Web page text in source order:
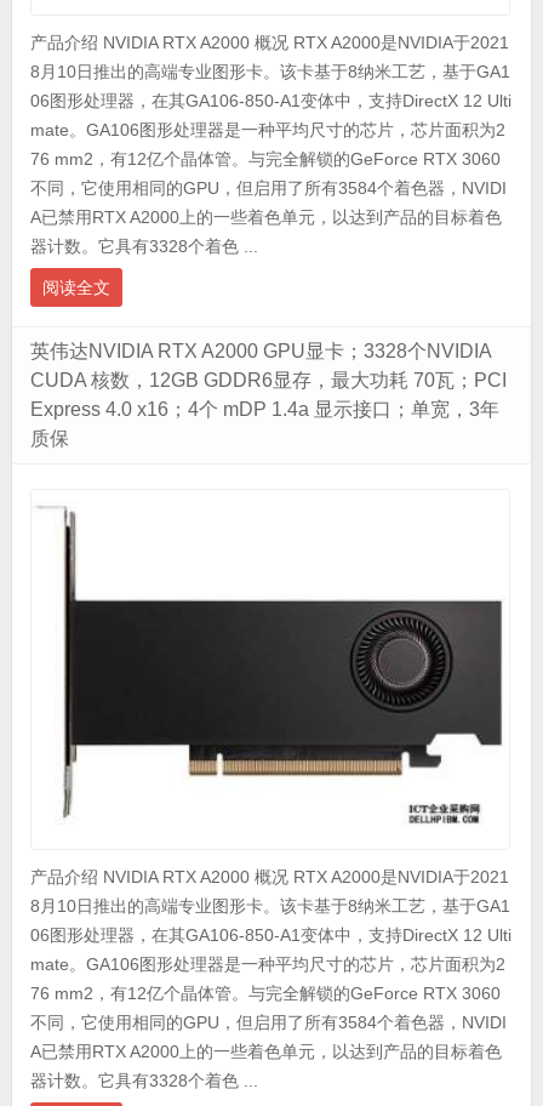
产品介绍 NVIDIA RTX A2000 概况 RTX A2000是NVIDIA于2021
8月10日推出的高端专业图形卡。该卡基于8纳米工艺，基于GA1
06图形处理器，在其GA106-850-A1变体中，支持DirectX 12 Ulti
mate。GA106图形处理器是一种平均尺寸的芯片，芯片面积为2
76 mm2，有12亿个晶体管。与完全解锁的GeForce RTX 3060
不同，它使用相同的GPU，但启用了所有3584个着色器，NVIDI
A已禁用RTX A2000上的一些着色单元，以达到产品的目标着色
器计数。它具有3328个着色 ...
阅读全文
英伟达NVIDIA RTX A2000 GPU显卡；3328个NVIDIA
CUDA 核数，12GB GDDR6显存，最大功耗 70瓦；PCI
Express 4.0 x16；4个 mDP 1.4a 显示接口；单宽，3年
质保
产品介绍 NVIDIA RTX A2000 概况 RTX A2000是NVIDIA于2021
8月10日推出的高端专业图形卡。该卡基于8纳米工艺，基于GA1
06图形处理器，在其GA106-850-A1变体中，支持DirectX 12 Ulti
mate。GA106图形处理器是一种平均尺寸的芯片，芯片面积为2
76 mm2，有12亿个晶体管。与完全解锁的GeForce RTX 3060
不同，它使用相同的GPU，但启用了所有3584个着色器，NVIDI
A已禁用RTX A2000上的一些着色单元，以达到产品的目标着色
器计数。它具有3328个着色 ...